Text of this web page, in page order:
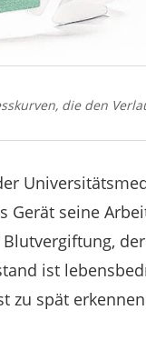
die den
seine
ist
zu spät